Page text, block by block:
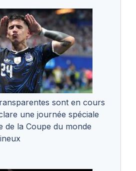
sont en cours
une journée spéciale
de la Coupe du monde